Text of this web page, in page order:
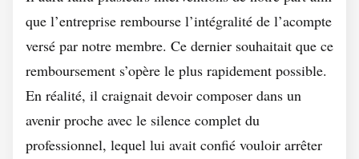
que l’entreprise rembourse l’intégralité de l’acompte
versé par notre membre. Ce dernier souhaitait que ce
remboursement s’opère le plus rapidement possible.
En réalité, il craignait devoir composer dans un
avenir proche avec le silence complet du
professionnel, lequel lui avait confié vouloir arrêter